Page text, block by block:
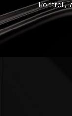
kontroli,